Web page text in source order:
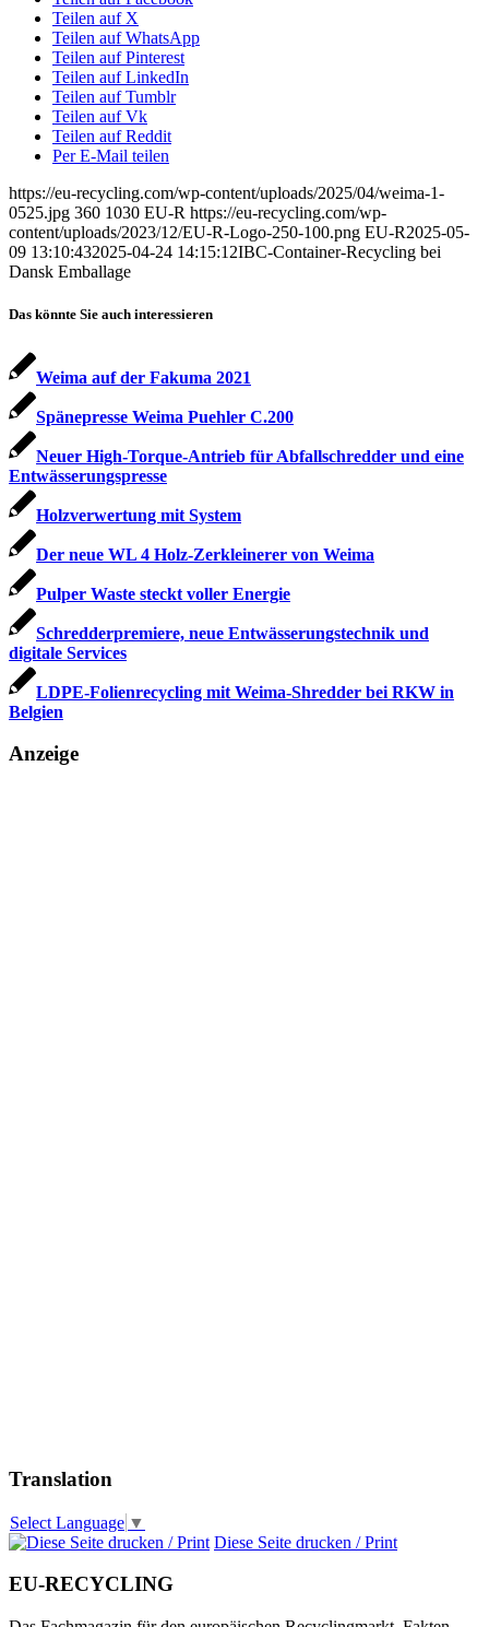
Teilen auf X
Teilen auf WhatsApp
Teilen auf Pinterest
Teilen auf LinkedIn
Teilen auf Tumblr
Teilen auf Vk
Teilen auf Reddit
Per E-Mail teilen
https://eu-recycling.com/wp-content/uploads/2025/04/weima-1-
0525.jpg 360 1030 EU-R https://eu-recycling.com/wp-
content/uploads/2023/12/EU-R-Logo-250-100.png EU-R2025-05-
09 13:10:432025-04-24 14:15:12IBC-Container-Recycling bei
Dansk Emballage
Das könnte Sie auch interessieren
Weima auf der Fakuma 2021
Spänepresse Weima Puehler C.200
Neuer High-Torque-Antrieb für Abfallschredder und eine
Entwässerungspresse
Holzverwertung mit System
Der neue WL 4 Holz-Zerkleinerer von Weima
Pulper Waste steckt voller Energie
Schredderpremiere, neue Entwässerungs­technik und
digitale Services
LDPE-Folienrecycling mit Weima-Shredder bei RKW in
Belgien
Anzeige
Translation
Select Language ▼
Diese Seite drucken / Print
EU-RECYCLING